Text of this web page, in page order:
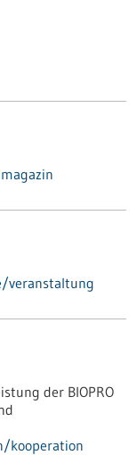
veranstaltung
der BIOPRO
kooperation